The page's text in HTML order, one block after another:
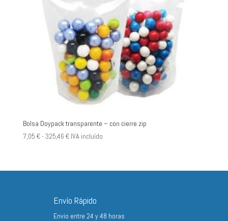
Bolsa Doypack transparente – con cierre zip
7,05 €-325,46 €Rango
desde
325,46 €
IVA incluído
Envío Rápido
Envio entre 24 y 48 horas